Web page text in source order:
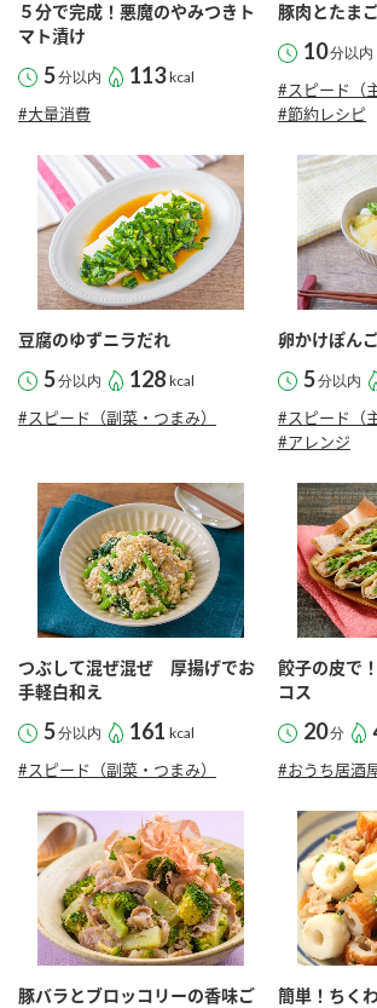
お酢を知ろう！
すしラボ
ぽん酢サワー
納豆の豆知識
鍋奉行マニュアル
ミツカンのCM
ロングセラー商品 ＋ おすすめレシピ
各部門が大切にしていること
キッザニア東京「ぽん酢工房」
お問い合わせ
地図から取り扱い店舗を探す
ミツカン公式通販
業務用サイト ミツカングループについて
５分で完成！悪魔のやみつきト
マト漬け
5分以内 113 kcal
#大量消費
豚肉とたま
10分以内
#スピード（
#節約レシピ
豆腐のゆずニラだれ
5分以内 128 kcal
#スピード（副菜・つまみ）
卵かけぽん
5分以内
#スピード（
#アレンジ
つぶして混ぜ混ぜ 厚揚げでお
手軽白和え
5分以内 161 kcal
#スピード（副菜・つまみ）
餃子の皮で
コス
20分
#おうち居酒
豚バラとブロッコリーの香味ご
簡単！ちく